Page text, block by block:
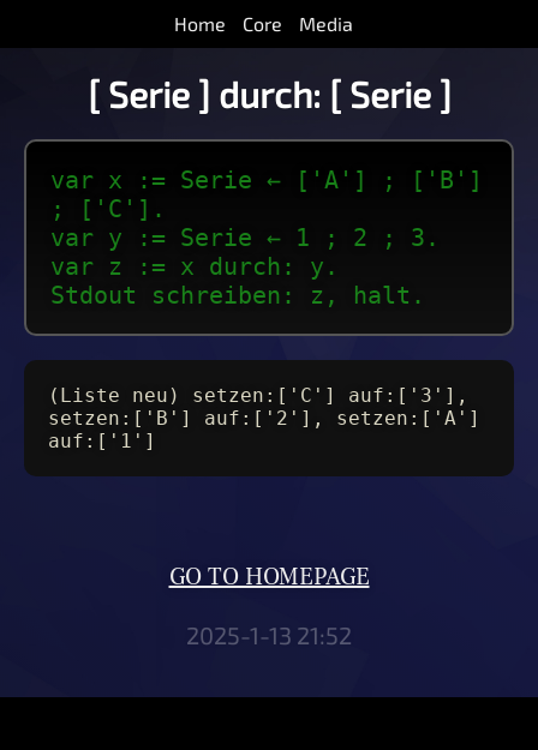
Home Core Media
[ Serie ] durch: [ Serie ]
var x := Serie ← ['A'] ; ['B']
; ['C'].
var y := Serie ← 1 ; 2 ; 3.
var z := x durch: y.
Stdout schreiben: z, halt.
(Liste neu) setzen:['C'] auf:['3'],
setzen:['B'] auf:['2'], setzen:['A']
auf:['1']
GO TO HOMEPAGE
2025-1-13 21:52